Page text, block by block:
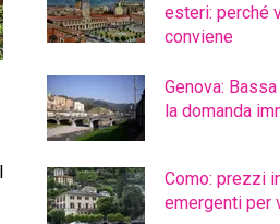
esteri: perché
conviene
Genova:
la domanda
Como: prezzi
emergenti per